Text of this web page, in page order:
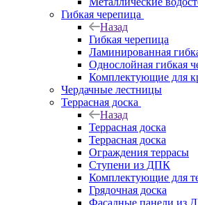
Гибкая черепица
Назад
Гибкая черепица
Ламинированная
Однослойная гибкая
Комплектующие для
Чердачные лестницы
Террасная доска
Назад
Террасная доска
Террасная доска
Ограждения террасы
Ступени из ДПК
Комплектующие для
Грядочная доска
Фасадные панели из